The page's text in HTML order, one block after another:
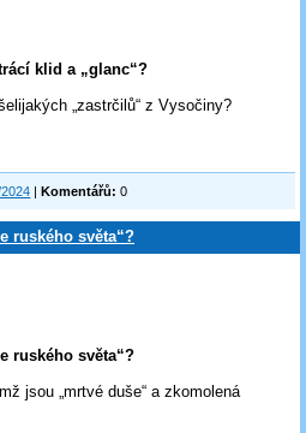
klid a „glanc“?
„zastrčilů“ z Vysočiny?
|Komentářů: 0
ruského světa“?
ruského světa“?
jsou „mrtvé duše“ a zkomolená